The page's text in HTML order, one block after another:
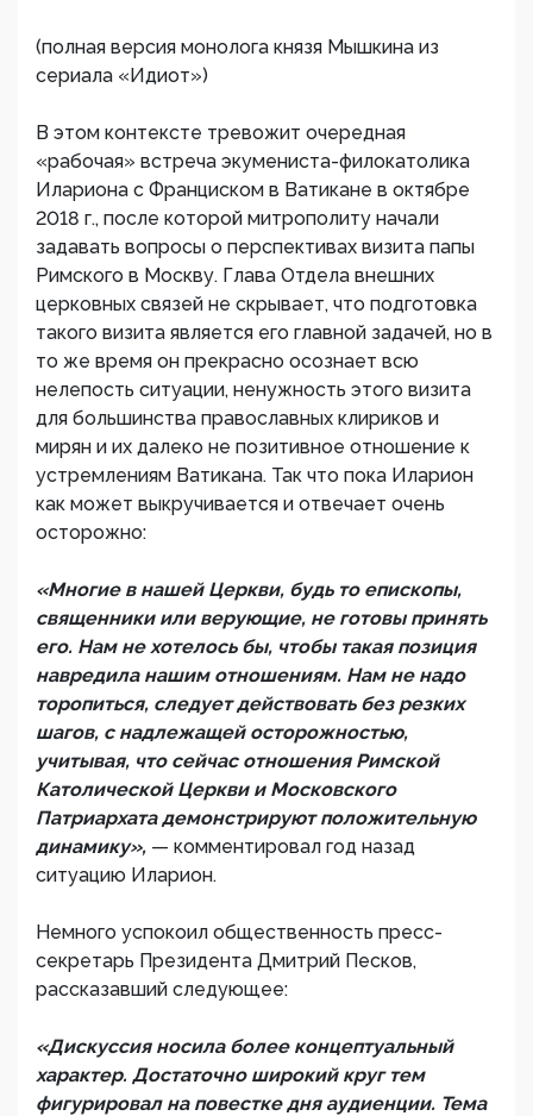
(полная версия монолога князя Мышкина из
сериала «Идиот»)
В этом контексте тревожит очередная
«рабочая» встреча экумениста-филокатолика
Илариона с Франциском в Ватикане в октябре
2018 г., после которой митрополиту начали
задавать вопросы о перспективах визита папы
Римского в Москву. Глава Отдела внешних
церковных связей не скрывает, что подготовка
такого визита является его главной задачей, но в
то же время он прекрасно осознает всю
нелепость ситуации, ненужность этого визита
для большинства православных клириков и
мирян и их далеко не позитивное отношение к
устремлениям Ватикана. Так что пока Иларион
как может выкручивается и отвечает очень
осторожно:
«Многие в нашей Церкви, будь то епископы,
священники или верующие, не готовы принять
его. Нам не хотелось бы, чтобы такая позиция
навредила нашим отношениям. Нам не надо
торопиться, следует действовать без резких
шагов, с надлежащей осторожностью,
учитывая, что сейчас отношения Римской
Католической Церкви и Московского
Патриархата демонстрируют положительную
динамику», — комментировал год назад
ситуацию Иларион.
Немного успокоил общественность пресс-
секретарь Президента Дмитрий Песков,
рассказавший следующее:
«Дискуссия носила более концептуальный
характер. Достаточно широкий круг тем
фигурировал на повестке дня аудиенции. Тема